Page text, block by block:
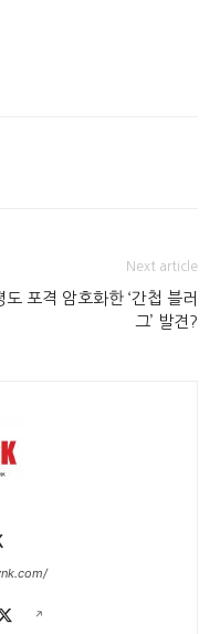
Next article
도 포격 암호화한 ‘간첩 블러
그’ 발견?